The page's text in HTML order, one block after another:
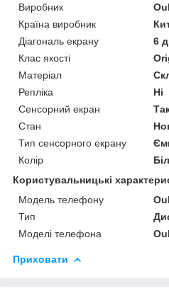
Виробник
Країна виробник
Діагональ екрану
6
Клас якості
Матеріал
Репліка
Ні
Сенсорний екран
Стан
Тип сенсорного екрану
Колір
Користувальницькі
Модель телефону
Тип
Моделі телефона
Приховати